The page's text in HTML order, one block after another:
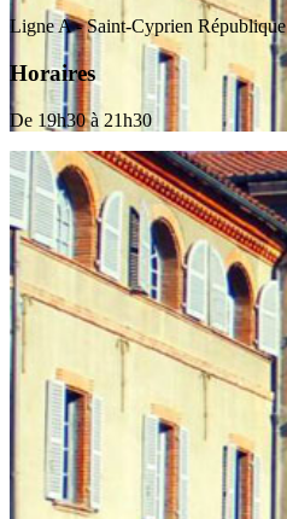
Ligne A - Saint-Cyprien République
Horaires
De 19h30 à 21h30